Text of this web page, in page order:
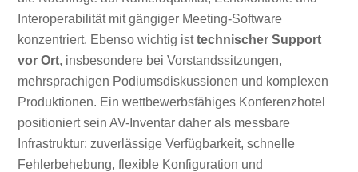
Interoperabilität mit gängiger Meeting-Software
konzentriert. Ebenso wichtig isttechnischer Support
vor Ort, insbesondere bei Vorstandssitzungen,
mehrsprachigen Podiumsdiskussionen und komplexen
Produktionen. Ein wettbewerbsfähiges Konferenzhotel
positioniert sein AV-Inventar daher als messbare
Infrastruktur: zuverlässige Verfügbarkeit, schnelle
Fehlerbehebung, flexible Konfiguration und